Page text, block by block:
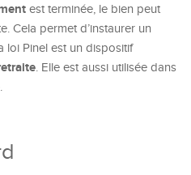
est terminée, le bien peut
Cela permet d’instaurer un
loi Pinel est un dispositif
. Elle est aussi utilisée dans
.